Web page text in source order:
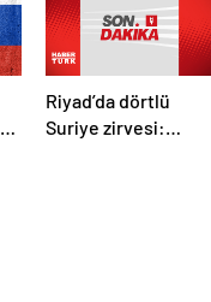
Riyad’da dörtlü
Suriye zirvesi: